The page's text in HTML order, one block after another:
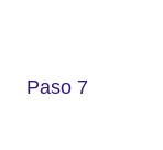
Paso 7